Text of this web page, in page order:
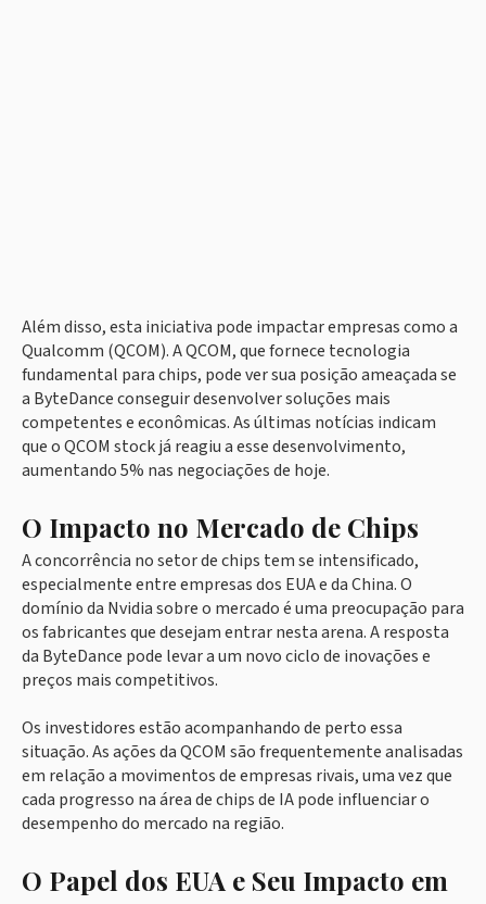
Além disso, esta iniciativa pode impactar empresas como a
Qualcomm (QCOM). A QCOM, que fornece tecnologia
fundamental para chips, pode ver sua posição ameaçada se
a ByteDance conseguir desenvolver soluções mais
competentes e econômicas. As últimas notícias indicam
que o QCOM stock já reagiu a esse desenvolvimento,
aumentando 5% nas negociações de hoje.
O Impacto no Mercado de Chips
A concorrência no setor de chips tem se intensificado,
especialmente entre empresas dos EUA e da China. O
domínio da Nvidia sobre o mercado é uma preocupação para
os fabricantes que desejam entrar nesta arena. A resposta
da ByteDance pode levar a um novo ciclo de inovações e
preços mais competitivos.
Os investidores estão acompanhando de perto essa
situação. As ações da QCOM são frequentemente analisadas
em relação a movimentos de empresas rivais, uma vez que
cada progresso na área de chips de IA pode influenciar o
desempenho do mercado na região.
O Papel dos EUA e Seu Impacto em